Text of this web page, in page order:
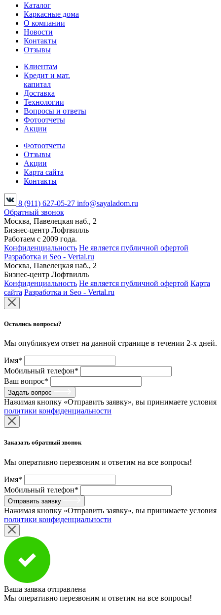
Каталог
Каркасные дома
О компании
Новости
Контакты
Отзывы
Клиентам
Кредит и мат.
капитал
Доставка
Технологии
Вопросы и ответы
Фотоотчеты
Акции
Фотоотчеты
Отзывы
Акции
Карта сайта
Контакты
8 (911) 627-05-27 info@sayaladom.ru
Обратный звонок
Москва, Павелецкая наб., 2
Бизнес-центр Лофтвилль
Работаем с 2009 года.
Конфиденциальность Не является публичной офертой
Разработка и Seo - Vertal.ru
Москва, Павелецкая наб., 2
Бизнес-центр Лофтвилль
Конфиденциальность Не является публичной офертой Карта
сайта Разработка и Seo - Vertal.ru
Остались вопросы?
Мы опубликуем ответ на данной странице в течении 2-х дней.
Имя*
Мобильный телефон*
Ваш вопрос*
Задать вопрос
Нажимая кнопку «Отправить заявку», вы принимаете условия
политики конфиденциальности
Заказать обратный звонок
Мы оперативно перезвоним и ответим на все вопросы!
Имя*
Мобильный телефон*
Отправить заявку
Нажимая кнопку «Отправить заявку», вы принимаете условия
политики конфиденциальности
Ваша заявка отправлена
Мы оперативно перезвоним и ответим на все вопросы!